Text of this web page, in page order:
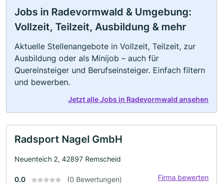
Jobs in Radevormwald & Umgebung:
Vollzeit, Teilzeit, Ausbildung & mehr
Aktuelle Stellenangebote in Vollzeit, Teilzeit, zur
Ausbildung oder als Minijob – auch für
Quereinsteiger und Berufseinsteiger. Einfach filtern
und bewerben.
Jetzt alle Jobs in Radevormwald ansehen
Radsport Nagel GmbH
Neuenteich 2, 42897 Remscheid
0.0 (0 Bewertungen) Firma bewerten